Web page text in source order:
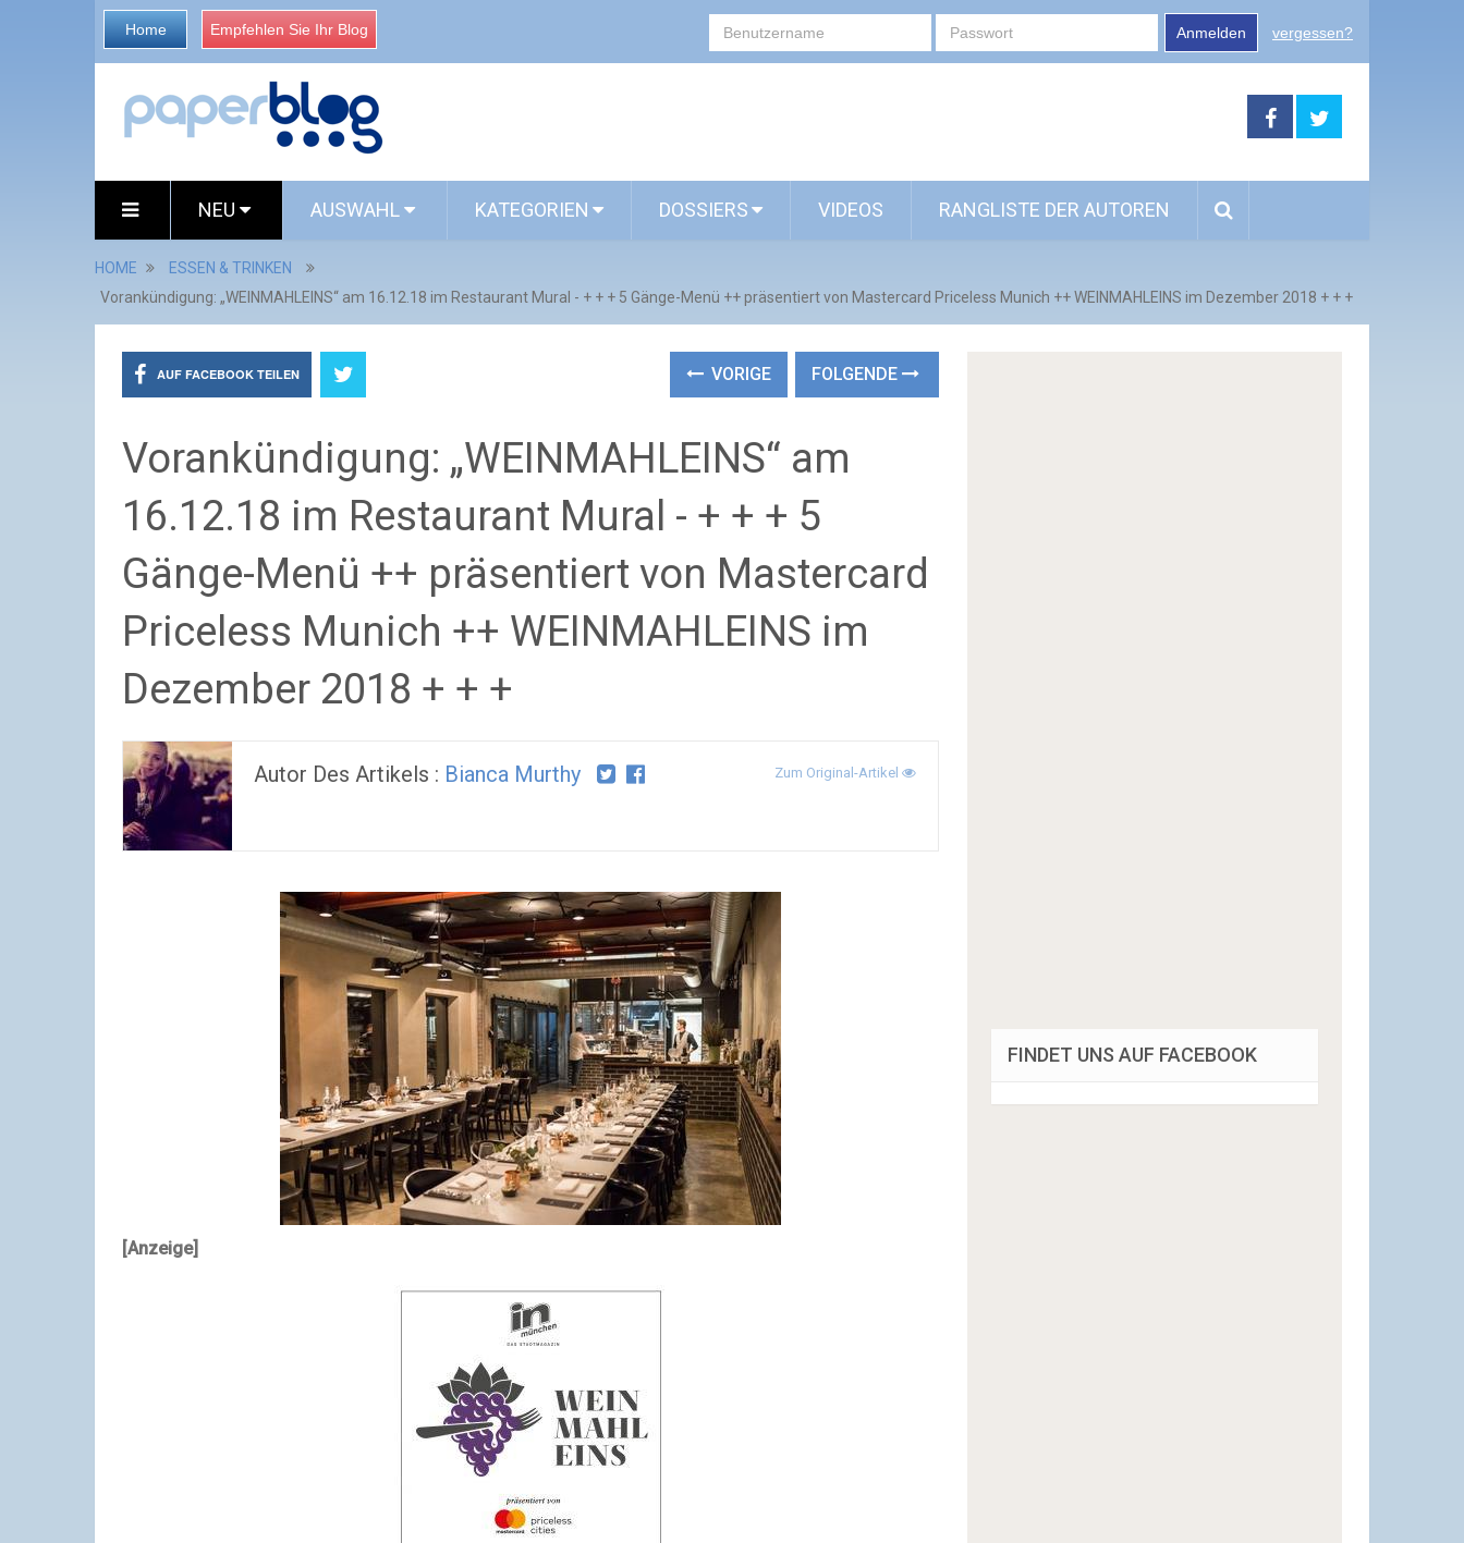
Home Empfehlen Sie Ihr Blog Anmelden vergessen?
NEU AUSWAHL KATEGORIEN DOSSIERS VIDEOS RANGLISTE DER AUTOREN
HOME
ESSEN & TRINKEN
Vorankündigung: „WEINMAHLEINS“ am 16.12.18 im Restaurant Mural - + + + 5 Gänge-Menü ++ präsentiert von Mastercard Priceless Munich ++ WEINMAHLEINS im Dezember 2018 + + +
AUF FACEBOOK TEILEN VORIGE FOLGENDE
Vorankündigung: „WEINMAHLEINS“ am
16.12.18 im Restaurant Mural - + + + 5
Gänge-Menü ++ präsentiert von Mastercard
Priceless Munich ++ WEINMAHLEINS im
Dezember 2018 + + +
Autor Des Artikels : Bianca Murthy Zum Original-Artikel
[Anzeige]
FINDET UNS AUF FACEBOOK